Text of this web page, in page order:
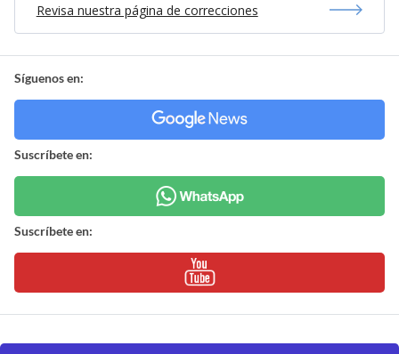
Revisa nuestra página de correcciones
Síguenos en:
Suscríbete en:
Suscríbete en: